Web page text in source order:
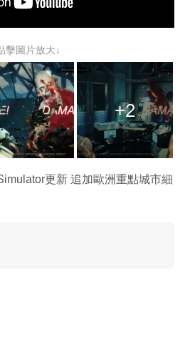
擊圖片放大↓
+2
更新 追加歐洲重點城市細